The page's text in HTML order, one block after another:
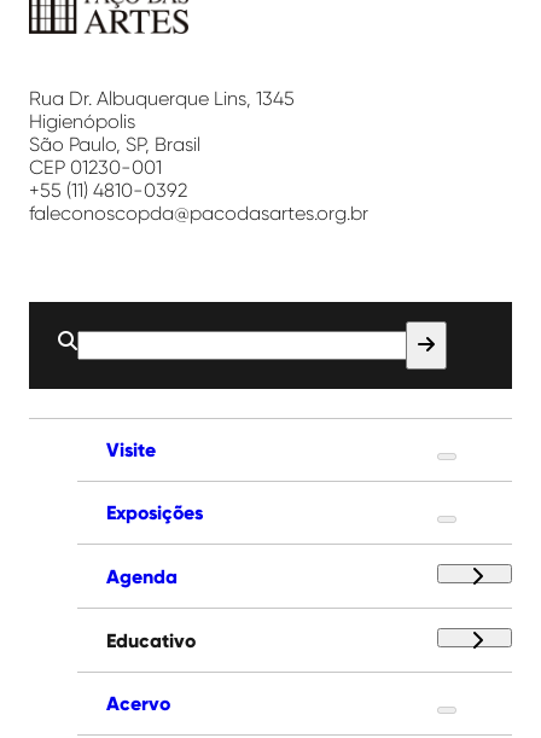
Artes
Rua Dr. Albuquerque Lins, 1345
Higienópolis
São Paulo, SP, Brasil
CEP 01230-001
+55 (11) 4810-0392
faleconoscopda@pacodasartes.org.br
Buscar
por:
Visite
Exposições
Agenda
Educativo
Acervo